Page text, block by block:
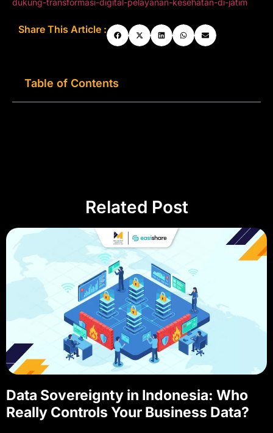
Share This Article :
Table of Contents
Related Post
Data Sovereignty in Indonesia: Who
Really Controls Your Business Data?